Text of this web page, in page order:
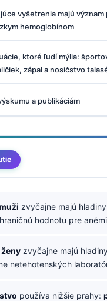
vyšetrenia majú význam
hemoglobínom
ktoré ľudí mýlia:
zápal a nosičstvo
a publikáciám
zvyčajne majú
hodnotu pre
zvyčajne majú
netehotenských
používa nižšie prahy: